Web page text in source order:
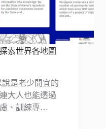
索世界各地圖
說是老少閒宜的
大人也能透過
、訓練專…